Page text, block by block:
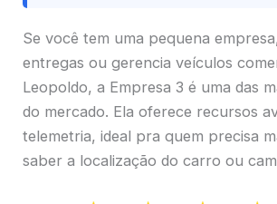
Se você tem uma pequena
entregas ou gerencia veículos
Leopoldo, a Empresa 3 é uma das
do mercado. Ela oferece recursos
telemetria, ideal pra quem precisa
saber a localização do carro ou